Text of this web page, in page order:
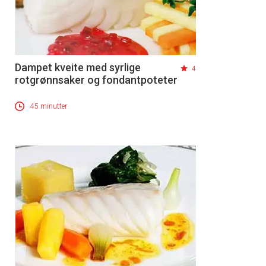
Dampet kveite med syrlige
rotgrønnsaker og fondantpoteter
4
45 minutter